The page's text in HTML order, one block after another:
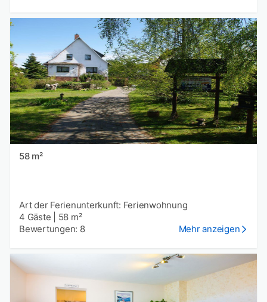
58 m²
Art der Ferienunterkunft: Ferienwohnung
4 Gäste
58 m²
Bewertungen: 8
Mehr anzeigen